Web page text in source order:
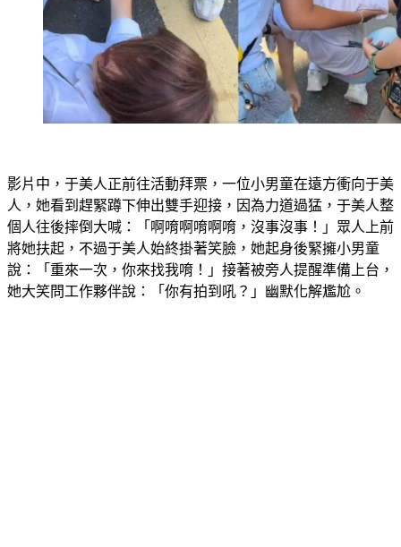
影片中，于美人正前往活動拜票，一位小男童在遠方衝向于美
人，她看到趕緊蹲下伸出雙手迎接，因為力道過猛，于美人整
個人往後摔倒大喊：「啊唷啊唷啊唷，沒事沒事！」眾人上前
將她扶起，不過于美人始終掛著笑臉，她起身後緊擁小男童
說：「重來一次，你來找我唷！」接著被旁人提醒準備上台，
她大笑問工作夥伴說：「你有拍到吼？」幽默化解尷尬。